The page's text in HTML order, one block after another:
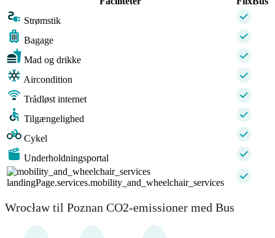
Strømstik
Bagage
Mad og drikke
Aircondition
Trådløst internet
Tilgængelighed
Cykel
Underholdningsportal
landingPage.services.mobility_and_wheelchair_services
Wrocław til Poznan CO2-emissioner med Bus